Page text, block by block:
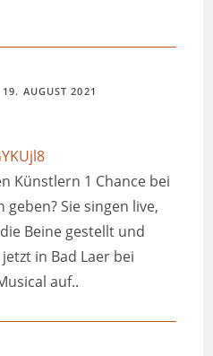
19. AUGUST 2021
Künstlern 1 Chance bei
Sie singen live,
Beine gestellt und
in Bad Laer bei
auf..